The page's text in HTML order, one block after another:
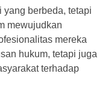
yang berbeda, tetapi
mewujudkan
mereka
hukum, tetapi juga
terhadap